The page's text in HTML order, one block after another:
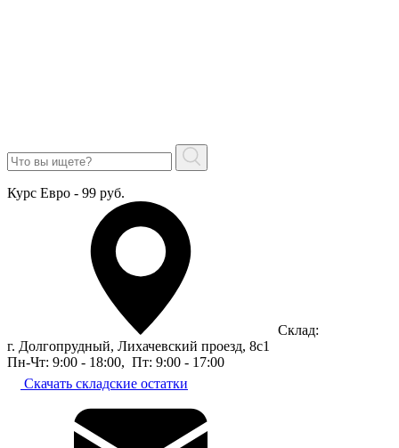
Курс Евро - 99 руб.
Склад:
г. Долгопрудный, Лихачевский проезд, 8c1
Пн-Чт: 9:00 - 18:00, Пт: 9:00 - 17:00
Скачать складские остатки